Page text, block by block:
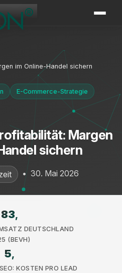
im Online-Handel sichern
E-Commerce-Strategie
Margen
sichern
• 30. Mai 2026
83,
DEUTSCHLAND
(BEVH)
5,
KOSTEN PRO LEAD